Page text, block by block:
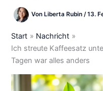
Von Liberta Rubin/13.
Start
Nachricht
Ich streute Kaffeesatz
Tagen war alles anders